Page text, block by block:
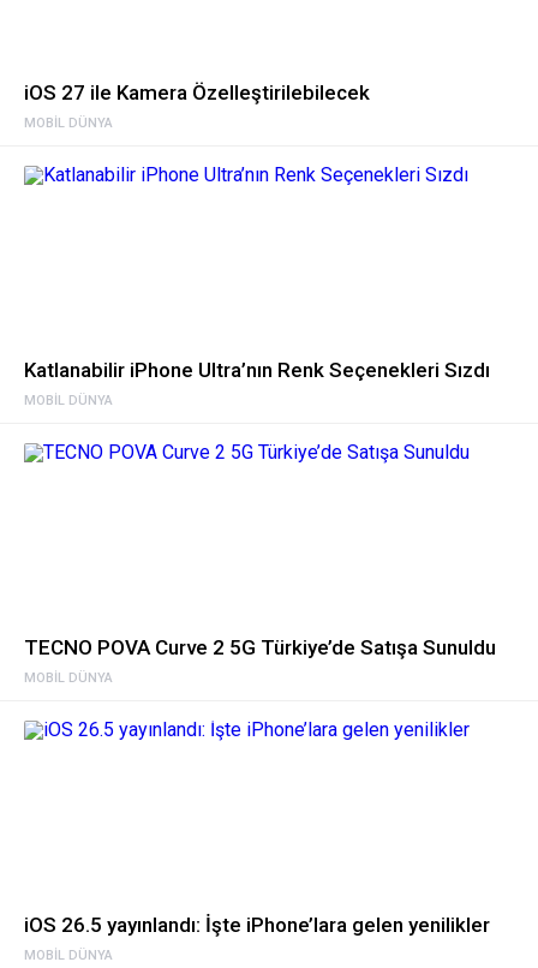
MOBIL DÜNYA
iOS 27 ile Kamera Özelleştirilebilecek
MOBIL DÜNYA
Katlanabilir iPhone Ultra’nın Renk Seçenekleri Sızdı
MOBIL DÜNYA
TECNO POVA Curve 2 5G Türkiye’de Satışa Sunuldu
MOBIL DÜNYA
iOS 26.5 yayınlandı: İşte iPhone’lara gelen yenilikler